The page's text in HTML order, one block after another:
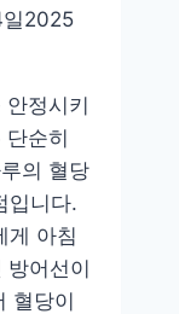
2025
정시키
순히
의 혈당
입니다.
게 아침
방어선이
혈당이